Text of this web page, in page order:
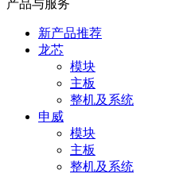
产品与服务
新产品推荐
龙芯
模块
主板
整机及系统
申威
模块
主板
整机及系统